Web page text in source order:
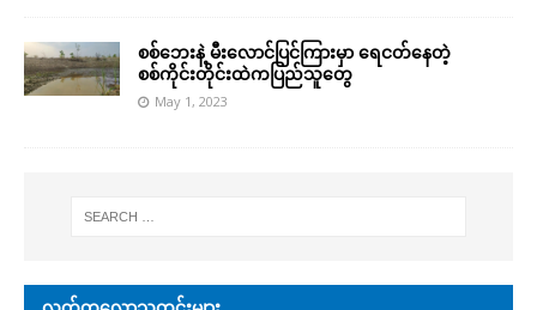
စစ်ဘေးနဲ့ မီးလောင်ပြင်ကြားမှာ ရေငတ်နေတဲ့
စစ်ကိုင်းတိုင်းထဲကပြည်သူတွေ
May 1, 2023